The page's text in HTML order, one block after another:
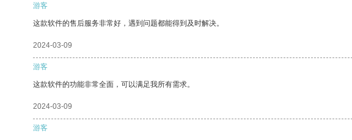
游客
这款软件的售后服务非常好，遇到问题都能得到及时解决。
2024-03-09
游客
这款软件的功能非常全面，可以满足我所有需求。
2024-03-09
游客